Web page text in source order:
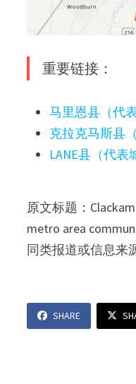
重要链接：
马里恩县（代
克拉克马斯县
LANE县（代
原文标题：
metro area
同类报道或信息来
SHARE